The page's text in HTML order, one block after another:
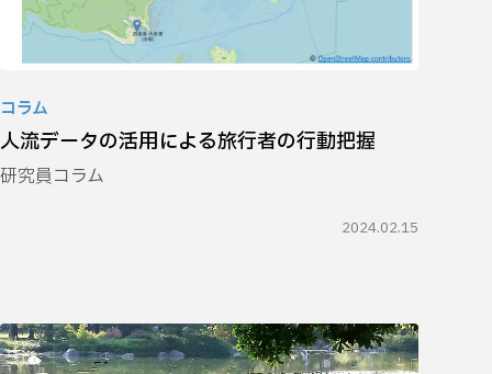
コラム
人流データの活用による旅行者の行動把握
研究員コラム
2024.02.15